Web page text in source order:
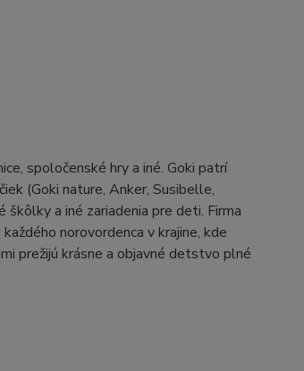
spoločenské hry a iné. Goki patrí
(Goki nature, Anker, Susibelle,
a iné zariadenia pre deti. Firma
norovordenca v krajine, kde
prežijú krásne a objavné detstvo plné